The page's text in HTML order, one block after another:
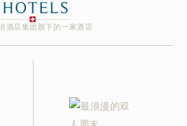
酒店集团旗下的一家酒店